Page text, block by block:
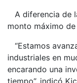
A diferencia de
monto máximo
“Estamos
industriales en
encarando una
tiempo”, indicó